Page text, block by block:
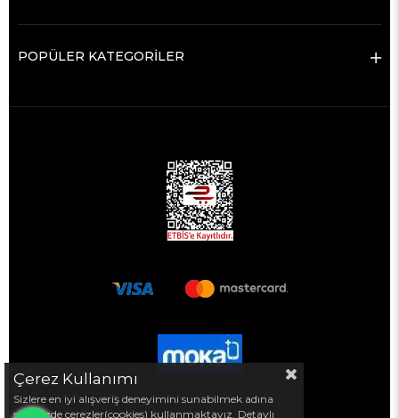
POPÜLER KATEGORİLER
Çerez Kullanımı
Sizlere en iyi alışveriş deneyimini sunabilmek adına
sitemizde çerezler(cookies) kullanmaktayız. Detaylı